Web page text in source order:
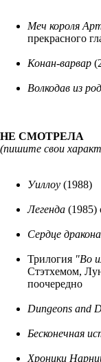
Меч короля
прекрасного
Конан-варвар
Волкодав из
НЕ СМОТРЕЛА
(пишите свои
Уиллоу (1988)
Легенда
Сердце дракона
Трилогия "Во
Стэтхемом,
поочередно
Dungeons and
Бесконечная
Хроники